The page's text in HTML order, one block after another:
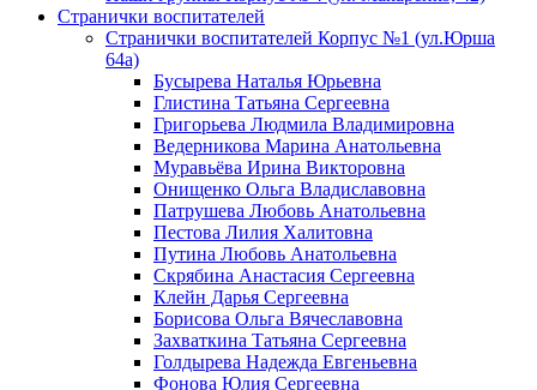
Странички воспитателей
Странички воспитателей Корпус №1 (ул.Юрша
64а)
Бусырева Наталья Юрьевна
Глистина Татьяна Сергеевна
Григорьева Людмила Владимировна
Ведерникова Марина Анатольевна
Муравьёва Ирина Викторовна
Онищенко Ольга Владиславовна
Патрушева Любовь Анатольевна
Пестова Лилия Халитовна
Путина Любовь Анатольевна
Скрябина Анастасия Сергеевна
Клейн Дарья Сергеевна
Борисова Ольга Вячеславовна
Захваткина Татьяна Сергеевна
Голдырева Надежда Евгеньевна
Фонова Юлия Сергеевна